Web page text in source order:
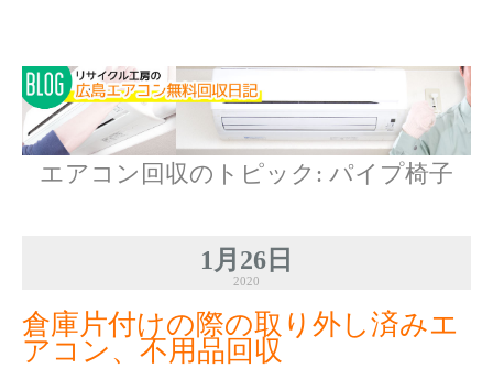
エアコン回収のトピック: パイプ椅子
1月26日
2020
倉庫片付けの際の取り外し済みエ
アコン、不用品回収